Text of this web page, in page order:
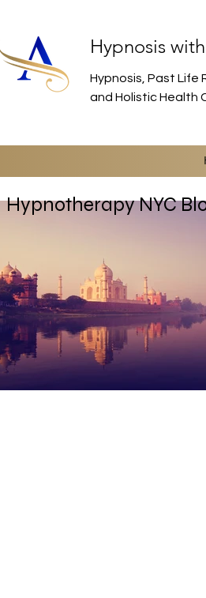
Hypnosis
Hypnosis, Past Life
and Holistic Health
Hypnotherapy NYC